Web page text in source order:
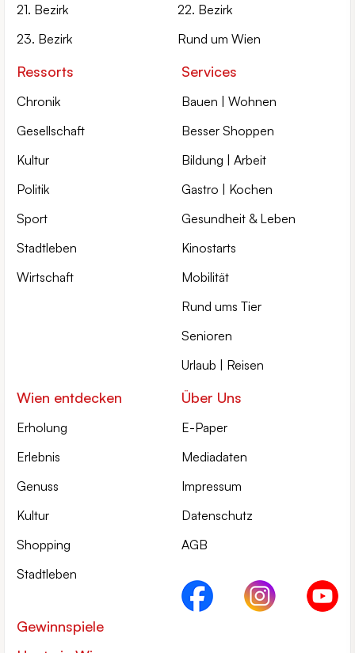
21. Bezirk
22. Bezirk
23. Bezirk
Rund um Wien
Ressorts
Chronik
Gesellschaft
Kultur
Politik
Sport
Stadtleben
Wirtschaft
Services
Bauen | Wohnen
Besser Shoppen
Bildung | Arbeit
Gastro | Kochen
Gesundheit & Leben
Kinostarts
Mobilität
Rund ums Tier
Senioren
Urlaub | Reisen
Wien entdecken
Erholung
Erlebnis
Genuss
Kultur
Shopping
Stadtleben
Gewinnspiele
Über Uns
E-Paper
Mediadaten
Impressum
Datenschutz
AGB